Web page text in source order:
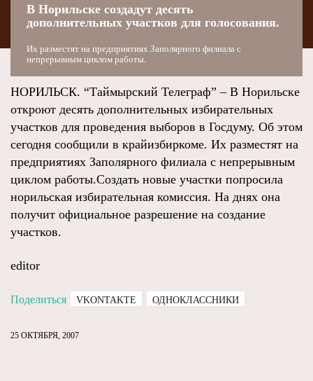
В Норильске создадут десять
дополнительных участков для голосования.
Их разместят на предприятиях Заполярного филиала с
непрерывным циклом работы.
НОРИЛЬСК. “Таймырский Телеграф” – В Норильске
откроют десять дополнительных избирательных
участков для проведения выборов в Госдуму. Об этом
сегодня сообщили в крайизбиркоме. Их разместят на
предприятиях Заполярного филиала с непрерывным
циклом работы.Создать новые участки попросила
норильская избирательная комиссия. На днях она
получит официальное разрешение на создание
участков.
editor
Поделиться VKONTAKTE ОДНОКЛАССНИКИ
25 ОКТЯБРЯ, 2007